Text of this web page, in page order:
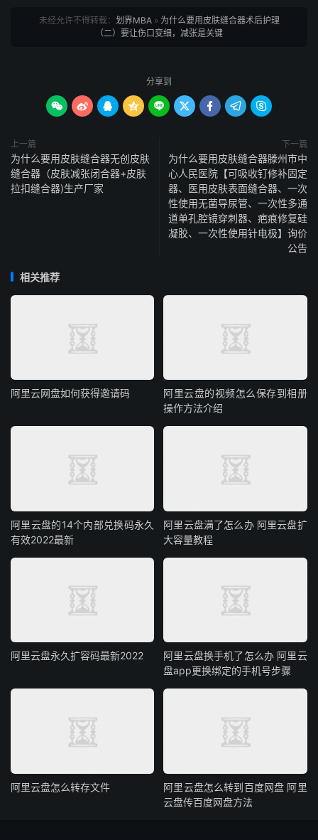
未经允许不得转载： 划界MBA» 为什么要用皮肤缝合器术后护理
（二）要让伤口变细，减张是关键
分享到
        
上一篇
为什么要用皮肤缝合器无创皮肤
缝合器（皮肤减张闭合器+皮肤
拉扣缝合器)生产厂家
下一篇
为什么要用皮肤缝合器滕州市中
心人民医院【可吸收钉修补固定
器、医用皮肤表面缝合器、一次
性使用无菌导尿管、一次性多通
道单孔腔镜穿刺器、疤痕修复硅
凝胶、一次性使用针电极】询价
公告
相关推荐
阿里云网盘如何获得邀请码
阿里云盘的视频怎么保存到相册
操作方法介绍
阿里云盘的14个内部兑换码永久
有效2022最新
阿里云盘满了怎么办 阿里云盘扩
大容量教程
阿里云盘永久扩容码最新2022
阿里云盘换手机了怎么办 阿里云
盘app更换绑定的手机号步骤
阿里云盘怎么转存文件
阿里云盘怎么转到百度网盘 阿里
云盘传百度网盘方法